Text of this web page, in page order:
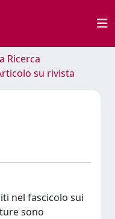
Ricerca
su rivista
nel fascicolo sui
sono